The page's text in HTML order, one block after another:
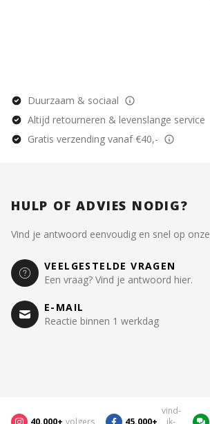
Duurzaam & sociaal
Altijd retourneren & levenslange service
Gratis verzending vanaf €40,-
HULP OF ADVIES NODIG?
Vind je antwoord eenvoudig en snel op onze
VEELGESTELDE VRAGEN
Een vraag? Vind je antwoord hier.
E-MAIL
Reactie binnen 1 werkdag
40.000+ volgers 45.000+
vind-
ik-